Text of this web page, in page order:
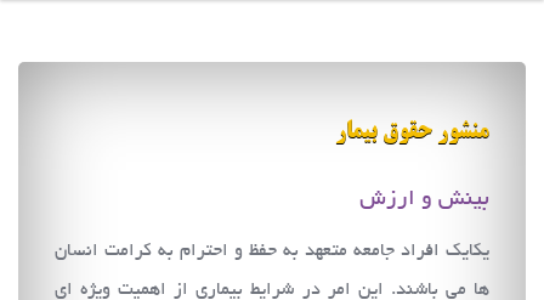
منشور حقوق بیمار
بينش و ارزش
يكايك افراد جامعه متعهد به حفظ و احترام به كرامت انسان
ها مي باشند. اين امر در شرايط بيماري از اهميت ويژه اي